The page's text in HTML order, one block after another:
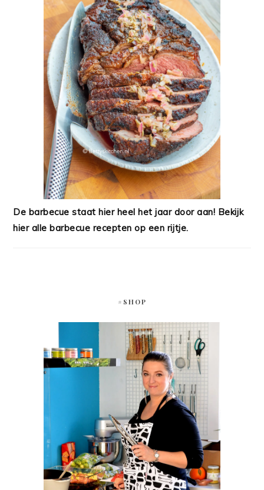
De barbecue staat hier heel het jaar door aan! Bekijk
hier alle barbecue recepten op een rijtje.
#SHOP